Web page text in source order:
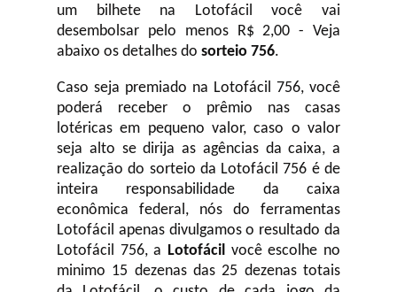
um bilhete na Lotofácil você vai
desembolsar pelo menos R$ 2,00 - Veja
abaixo os detalhes do sorteio 756.
Caso seja premiado na Lotofácil 756, você
poderá receber o prêmio nas casas
lotéricas em pequeno valor, caso o valor
seja alto se dirija as agências da caixa, a
realização do sorteio da Lotofácil 756 é de
inteira responsabilidade da caixa
econômica federal, nós do ferramentas
Lotofácil apenas divulgamos o resultado da
Lotofácil 756, a Lotofácil você escolhe no
minimo 15 dezenas das 25 dezenas totais